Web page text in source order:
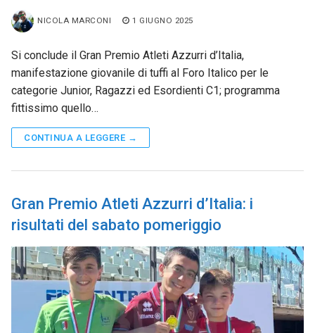
NICOLA MARCONI 1 GIUGNO 2025
Si conclude il Gran Premio Atleti Azzurri d’Italia,
manifestazione giovanile di tuffi al Foro Italico per le
categorie Junior, Ragazzi ed Esordienti C1; programma
fittissimo quello…
CONTINUA A LEGGERE →
Gran Premio Atleti Azzurri d’Italia: i
risultati del sabato pomeriggio